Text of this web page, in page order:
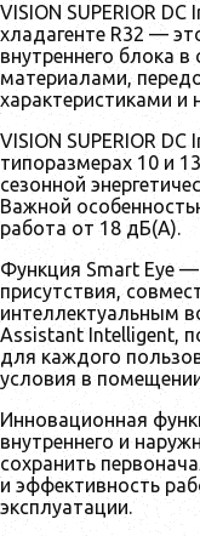
VISION SUPERIOR
хладагенте R32 —
внутреннего блока
материалами,
характеристиками
VISION SUPERIOR
типоразмерах 10 и
сезонной
Важной
работа от 18 дБ(А).
Функция Smart Eye
присутствия,
интеллектуальным
Assistant Intelligent,
для каждого
условия в
Инновационная
внутреннего и
сохранить
и эффективность
эксплуатации.